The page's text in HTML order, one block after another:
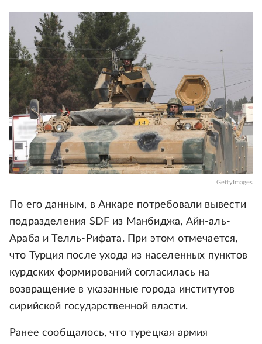
GettyImages
По его данным, в Анкаре потребовали вывести
подразделения SDF из Манбиджа, Айн-аль-
Араба и Телль-Рифата. При этом отмечается,
что Турция после ухода из населенных пунктов
курдских формирований согласилась на
возвращение в указанные города институтов
сирийской государственной власти.
Ранее сообщалось, что турецкая армия